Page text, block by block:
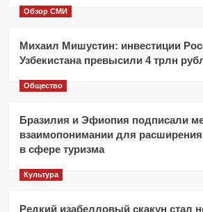
Обзор СМИ
Михаил Мишустин: инвестиции
Узбекистана превысили 4 трлн
Общество
Бразилия и Эфиопия подписали
взаимопонимании для расширения
в сфере туризма
Культура
Редкий изабелловый скакун стал